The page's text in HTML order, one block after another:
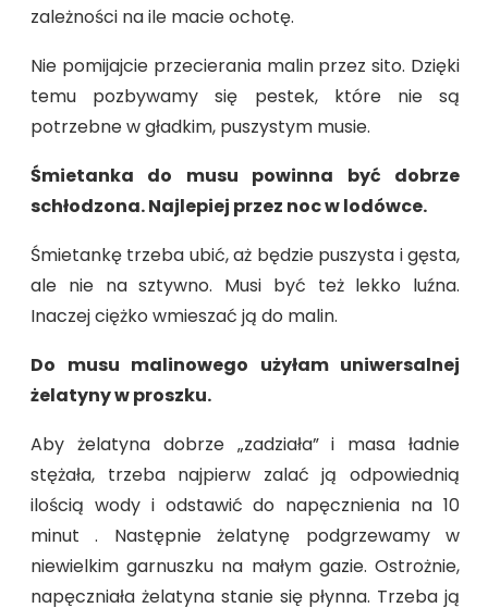
zależności na ile macie ochotę.
Nie pomijajcie przecierania malin przez sito. Dzięki
temu pozbywamy się pestek, które nie są
potrzebne w gładkim, puszystym musie.
Śmietanka do musu powinna być dobrze
schłodzona. Najlepiej przez noc w lodówce.
Śmietankę trzeba ubić, aż będzie puszysta i gęsta,
ale nie na sztywno. Musi być też lekko luźna.
Inaczej ciężko wmieszać ją do malin.
Do musu malinowego użyłam uniwersalnej
żelatyny w proszku.
Aby żelatyna dobrze „zadziała” i masa ładnie
stężała, trzeba najpierw zalać ją odpowiednią
ilością wody i odstawić do napęcznienia na 10
minut . Następnie żelatynę podgrzewamy w
niewielkim garnuszku na małym gazie. Ostrożnie,
napęczniała żelatyna stanie się płynna. Trzeba ją